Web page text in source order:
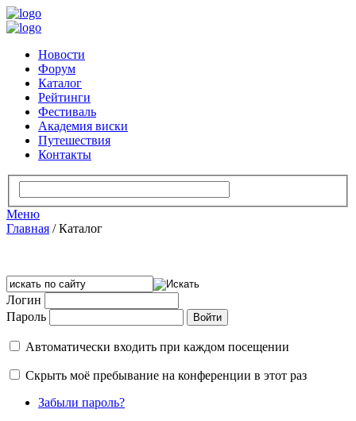
Новости
Форум
Каталог
Рейтинги
Фестиваль
Академия виски
Путешествия
Контакты
Меню
Главная /Каталог
Логин
Пароль
Автоматически входить при каждом посещении
Скрыть моё пребывание на конференции в этот раз
Забыли пароль?